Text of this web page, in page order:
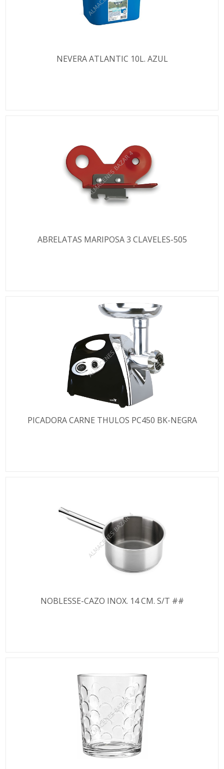
NEVERA ATLANTIC 10L. AZUL
ABRELATAS MARIPOSA 3 CLAVELES-505
PICADORA CARNE THULOS PC450 BK-NEGRA
NOBLESSE-CAZO INOX. 14 CM. S/T ##